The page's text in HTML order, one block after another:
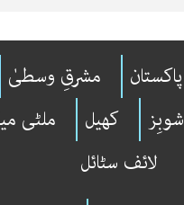
پاکستان مشرقِ وسطیٰ
شوبِز کھیل
ملٹی
لائف سٹائل